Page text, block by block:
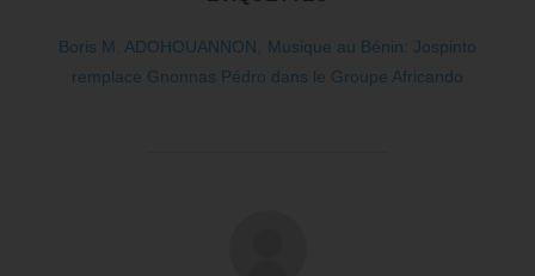
Boris M. ADOHOUANNON
Musique au Bénin: Jospinto
remplace Gnonnas Pédro dans le Groupe Africando